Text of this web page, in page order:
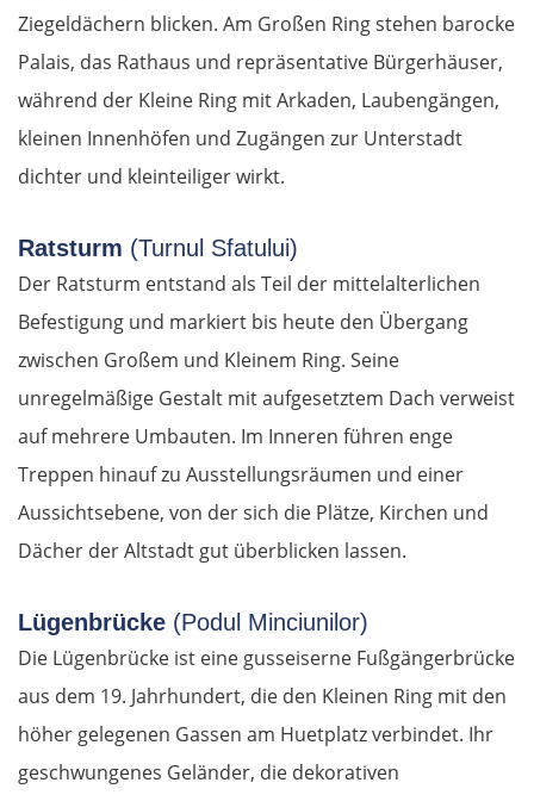
Ziegeldächern blicken. Am Großen Ring stehen barocke
Palais, das Rathaus und repräsentative Bürgerhäuser,
während der Kleine Ring mit Arkaden, Laubengängen,
kleinen Innenhöfen und Zugängen zur Unterstadt
dichter und kleinteiliger wirkt.
Ratsturm (Turnul Sfatului)
Der Ratsturm entstand als Teil der mittelalterlichen
Befestigung und markiert bis heute den Übergang
zwischen Großem und Kleinem Ring. Seine
unregelmäßige Gestalt mit aufgesetztem Dach verweist
auf mehrere Umbauten. Im Inneren führen enge
Treppen hinauf zu Ausstellungsräumen und einer
Aussichtsebene, von der sich die Plätze, Kirchen und
Dächer der Altstadt gut überblicken lassen.
Lügenbrücke (Podul Minciunilor)
Die Lügenbrücke ist eine gusseiserne Fußgängerbrücke
aus dem 19. Jahrhundert, die den Kleinen Ring mit den
höher gelegenen Gassen am Huetplatz verbindet. Ihr
geschwungenes Geländer, die dekorativen